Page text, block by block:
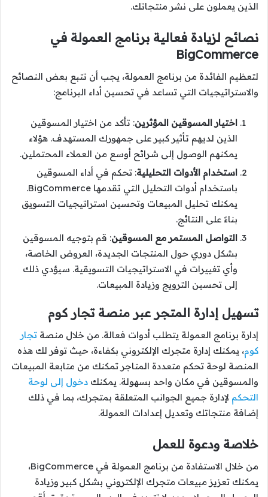
الذين يعملون على نشر منتجاتك.
نصائح لزيادة فعالية برنامج العمولة في
BigCommerce
لتعظيم الفائدة من برنامج العمولة، يجب أن تتبع بعض النصائح
والاستراتيجيات التي تساعد في تحسين أداء البرنامج:
اختيار المسوقين المؤثرين: تأكد من اختيار المسوقين
الذين لديهم تأثير كبير على جمهورك المستهدف. هؤلاء
يمكنهم الوصول إلى شرائح أوسع من العملاء المحتملين.
استخدام الأدوات التحليلية: تحكم في أداء المسوقين
باستخدام أدوات التحليل التي تقدمها BigCommerce.
يمكنك تحليل المبيعات وتحسين استراتيجيات التسويق
بناءً على النتائج.
التواصل المستمر مع المسوقين: قم بتوجيه المسوقين
بشكل دوري حول المنتجات الجديدة، العروض الخاصة،
وأي تغييرات في الاستراتيجيات التسويقية. سيؤدي ذلك
إلى تحسين الترويج وزيادة المبيعات.
تسهيل إدارة المتجر عبر منصة تجار كوم
إدارة برنامج العمولة يتطلب أدوات فعالة. من خلال منصة تجار
كوم، يمكنك إدارة متجرك الإلكتروني بكفاءة، حيث توفر لك هذه
المنصة لوحة تحكم متعددة المتاجر تمكنك من متابعة المبيعات
والمسوقين في مكان واحد بسهولة. يمكنك دخول إلى لوحة
التحكم لإدارة جميع الجوانب المتعلقة بمتجرك، بما في ذلك
إضافة منتجاتك وتعديل إعدادات العمولة.
خلاصة ودعوة للعمل
من خلال الاستفادة من برنامج العمولة في BigCommerce،
يمكنك تعزيز مبيعات متجرك الإلكتروني بشكل كبير وزيادة